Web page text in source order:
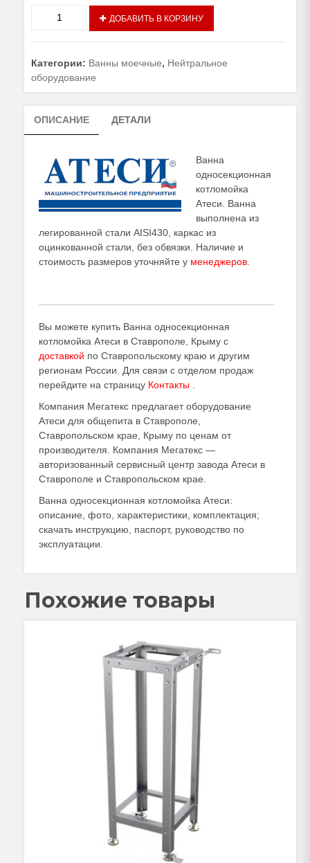
Ванна
котломойка
Атеси
ДОБАВИТЬ В КОРЗИНУ
Категории: Ванны моечные, Нейтральное
оборудование
ОПИСАНИЕ ДЕТАЛИ
Ванна
односекционная
котломойка
Атеси. Ванна
выполнена из
легированной стали AISI430, каркас из
оцинкованной стали, без обвязки. Наличие и
стоимость размеров уточняйте у менеджеров
Вы можете купить Ванна односекционная
котломойка Атеси в Ставрополе, Крыму с
доставкой по Ставропольскому краю и другим
регионам России. Для связи с отделом продаж
перейдите на страницу Контакты
Компания Мегатекс предлагает оборудование
Атеси для общепита в Ставрополе,
Ставропольском крае, Крыму по ценам от
производителя. Компания Мегатекс —
авторизованный сервисный центр завода Атеси в
Ставрополе и Ставропольском крае.
Ванна односекционная котломойка Атеси:
описание, фото, характеристики, комплектация;
скачать инструкцию, паспорт, руководство по
эксплуатации.
Похожие товары